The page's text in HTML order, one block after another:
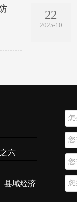
22
2025-10
六
县域经济